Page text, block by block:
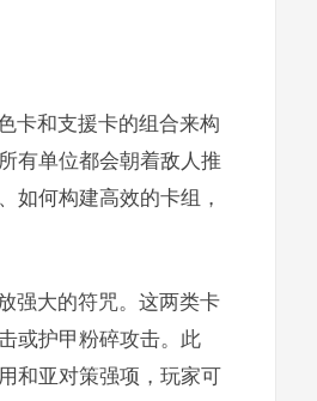
卡和支援卡的组合来构
有单位都会朝着敌人推
如何构建高效的卡组，
强大的符咒。这两类卡
或护甲粉碎攻击。此
和亚对策强项，玩家可